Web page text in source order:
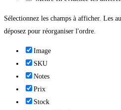
Sélectionnez les champs à afficher. Les
déposez pour réorganiser l'ordre.
Image
SKU
Notes
Prix
Stock